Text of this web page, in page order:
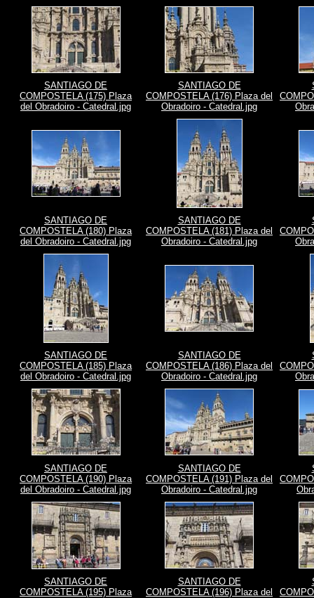
SANTIAGO DE
COMPOSTELA (175) Plaza
del Obradoiro - Catedral.jpg
SANTIAGO DE
COMPOSTELA (176) Plaza del
Obradoiro - Catedral.jpg
SANTIAGO DE
COMPOSTELA (180) Plaza
del Obradoiro - Catedral.jpg
SANTIAGO DE
COMPOSTELA (181) Plaza del
Obradoiro - Catedral.jpg
SANTIAGO DE
COMPOSTELA (185) Plaza
del Obradoiro - Catedral.jpg
SANTIAGO DE
COMPOSTELA (186) Plaza del
Obradoiro - Catedral.jpg
SANTIAGO DE
COMPOSTELA (190) Plaza
del Obradoiro - Catedral.jpg
SANTIAGO DE
COMPOSTELA (191) Plaza del
Obradoiro - Catedral.jpg
SANTIAGO DE
COMPOSTELA (195) Plaza
SANTIAGO DE
COMPOSTELA (196) Plaza del